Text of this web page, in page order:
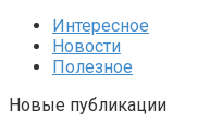
Интересное
Новости
Полезное
Новые публикации